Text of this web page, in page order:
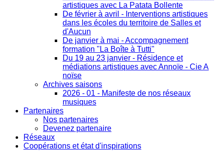
artistiques avec La Patata Bollente
De février à avril - Interventions artistiques
dans les écoles du territoire de Salles et
d'Aucun
De janvier à mai - Accompagnement
formation "La Boîte à Tutti"
Du 19 au 23 janvier - Résidence et
médiations artistiques avec Annoïe - Cie A
noïse
Archives saisons
2026 - 01 - Manifeste de nos réseaux
musiques
Partenaires
Nos partenaires
Devenez partenaire
Réseaux
Coopérations et état d'inspirations